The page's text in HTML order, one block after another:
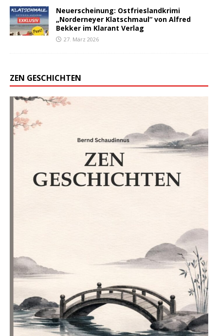
Neuerscheinung: Ostfrieslandkrimi
„Norderneyer Klatschmaul“ von Alfred
Bekker im Klarant Verlag
27. März 2026
ZEN GESCHICHTEN